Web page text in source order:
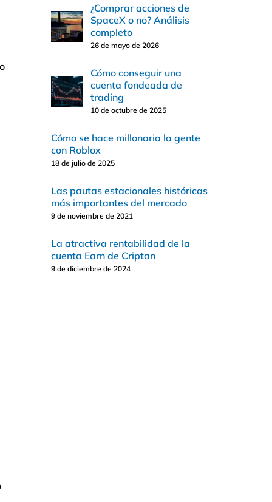
¿Comprar acciones de
SpaceX o no? Análisis
completo
26 de mayo de 2026
Cómo conseguir una
cuenta fondeada de
trading
10 de octubre de 2025
Cómo se hace millonaria la gente
con Roblox
18 de julio de 2025
Las pautas estacionales históricas
más importantes del mercado
9 de noviembre de 2021
La atractiva rentabilidad de la
cuenta Earn de Criptan
9 de diciembre de 2024